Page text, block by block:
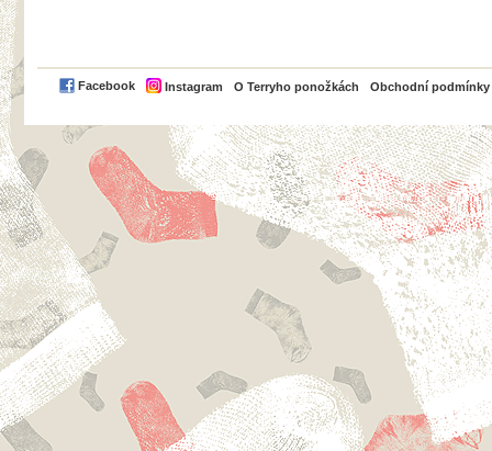
Facebook Instagram O Terryho ponožkách Obchodní podmínky
PayPal